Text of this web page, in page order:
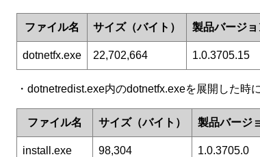
ファイル名 サイズ（バイト） 製品バージョ
dotnetfx.exe 22,702,664 1.0.3705.15
・dotnetredist.exe内のdotnetfx.exeを展開した時
ファイル名 サイズ（バイト） 製品バージ
install.exe 98,304 1.0.3705.0